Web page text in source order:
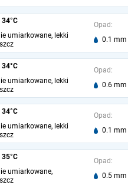
34°C
umiarkowane, lekki
Opad:
0.1 mm
34°C
umiarkowane, lekki
Opad:
0.6 mm
34°C
umiarkowane, lekki
Opad:
0.1 mm
35°C
umiarkowane,
Opad:
0.5 mm